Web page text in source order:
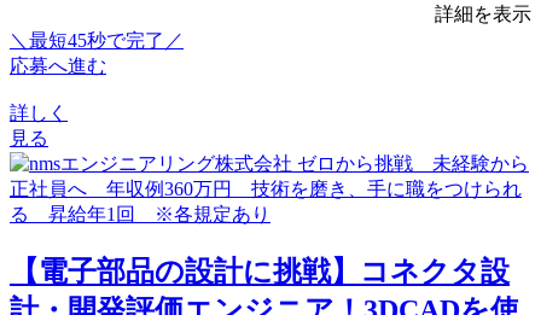
詳細を表示
＼最短45秒で完了／
応募へ進む
詳しく
見る
【電子部品の設計に挑戦】コネクタ設